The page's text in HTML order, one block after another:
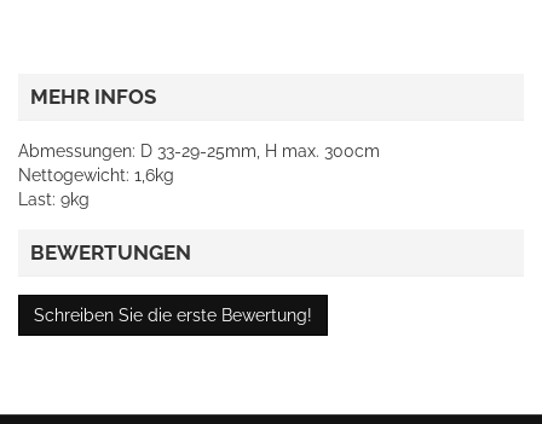
MEHR INFOS
Abmessungen: D 33-29-25mm, H max. 300cm
Nettogewicht: 1,6kg
Last: 9kg
BEWERTUNGEN
Schreiben Sie die erste Bewertung!